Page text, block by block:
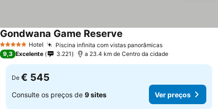
5 Estrelas Hotel Piscina infinita com vistas panorâmicasVer preços
Gondwana Game Reserve
9,3 Excelente 3.221 a 23.4 km de Centro da cidade
De € 545
Consulte os preços de 9 sites Ver preços